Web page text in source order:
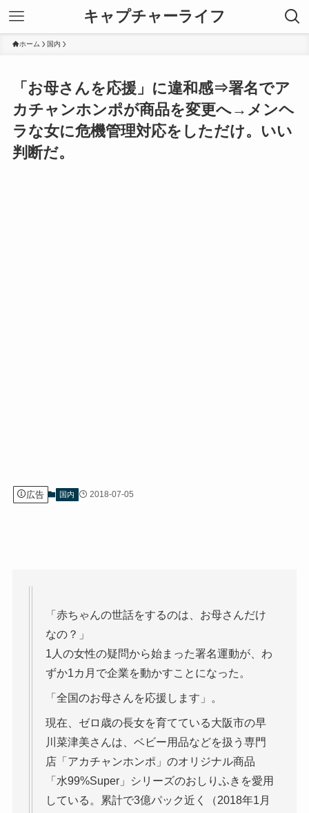
キャプチャーライフ
ホーム 国内
「お母さんを応援」に違和感⇒署名でア
カチャンホンポが商品を変更へ→メンヘ
ラな女に危機管理対応をしただけ。いい
判断だ。
広告 国内 2018-07-05
「赤ちゃんの世話をするのは、お母さんだけ
なの？」
1人の女性の疑問から始まった署名運動が、わ
ずか1カ月で企業を動かすことになった。
「全国のお母さんを応援します」。
現在、ゼロ歳の長女を育てている大阪市の早
川菜津美さんは、ベビー用品などを扱う専門
店「アカチャンホンポ」のオリジナル商品
「水99%Super」シリーズのおしりふきを愛用
している。累計で3億パック近く（2018年1月